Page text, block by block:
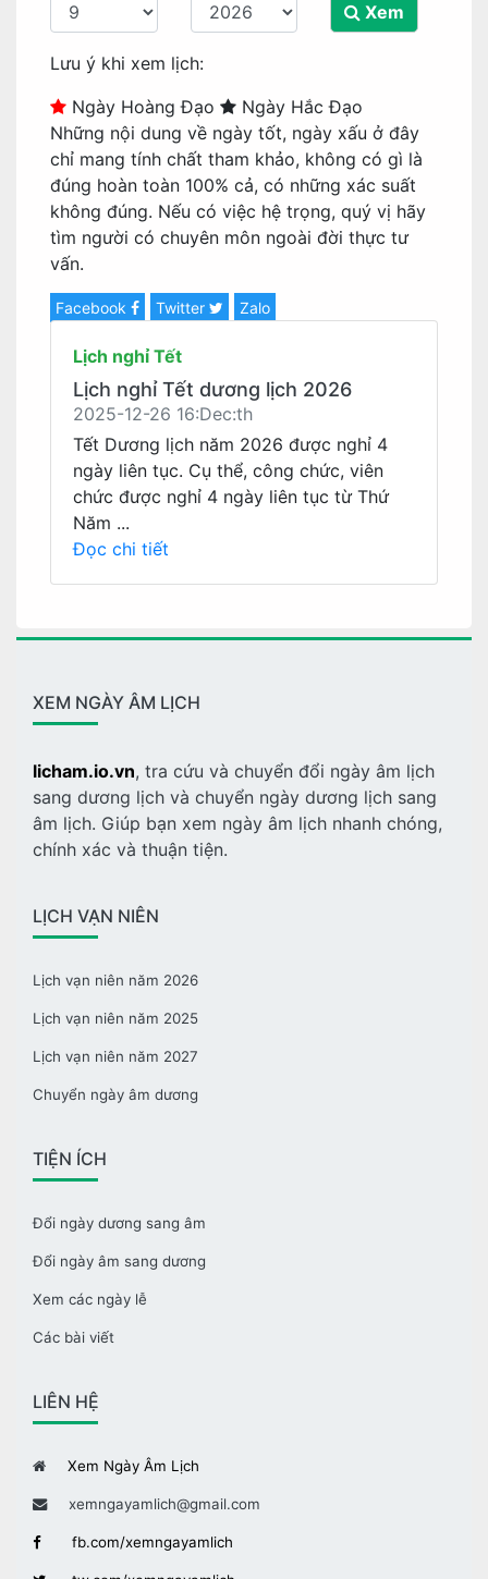
Xem
Lưu ý khi xem lịch:
Ngày Hoàng Đạo
Ngày Hắc Đạo
Những nội dung về ngày tốt, ngày xấu ở đây
chỉ mang tính chất tham khảo, không có gì là
đúng hoàn toàn 100% cả, có những xác suất
không đúng. Nếu có việc hệ trọng, quý vị hãy
tìm người có chuyên môn ngoài đời thực tư
vấn.
Facebook Twitter Zalo
Lịch nghỉ Tết
Lịch nghỉ Tết dương lịch 2026
2025-12-26 16:Dec:th
Tết Dương lịch năm 2026 được nghỉ 4
ngày liên tục. Cụ thể, công chức, viên
chức được nghỉ 4 ngày liên tục từ Thứ
Năm ...
Đọc chi tiết
XEM NGÀY ÂM LỊCH
licham.io.vn, tra cứu và chuyển đổi ngày âm lịch
sang dương lịch và chuyển ngày dương lịch sang
âm lịch. Giúp bạn xem ngày âm lịch nhanh chóng,
chính xác và thuận tiện.
LỊCH VẠN NIÊN
Lịch vạn niên năm 2026
Lịch vạn niên năm 2025
Lịch vạn niên năm 2027
Chuyển ngày âm dương
TIỆN ÍCH
Đổi ngày dương sang âm
Đổi ngày âm sang dương
Xem các ngày lễ
Các bài viết
LIÊN HỆ
Xem Ngày Âm Lịch
xemngayamlich@gmail.com
fb.com/xemngayamlich